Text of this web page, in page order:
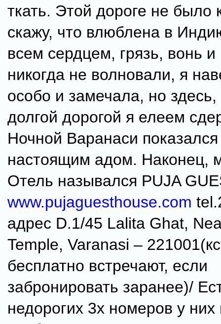
ткать. Этой дороге не было
скажу, что влюблена в
всем сердцем, грязь, вонь
никогда не волновали, я
особо и замечала, но
долгой дорогой я елеем
Ночной Варанаси
настоящим адом. Наконец,
Отель назывался PUJA
www.pujaguesthouse.com
адрес D.1/45 Lalita Ghat,
Temple, Varanasi –
бесплатно встречают, если
забронировать заранее)/
недорогих 3х номеров у